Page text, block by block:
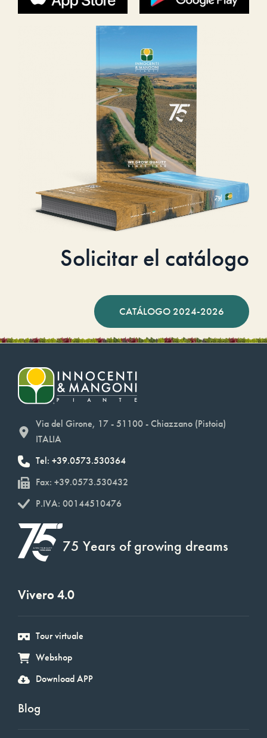
Solicitar el catálogo
CATÁLOGO 2024-2026
Via del Girone, 17 - 51100 - Chiazzano (Pistoia)
ITALIA
Tel: +39.0573.530364
Fax: +39.0573.530432
P.IVA: 00144510476
75 Years of growing dreams
Vivero 4.0
Tour virtuale
Webshop
Download APP
Blog